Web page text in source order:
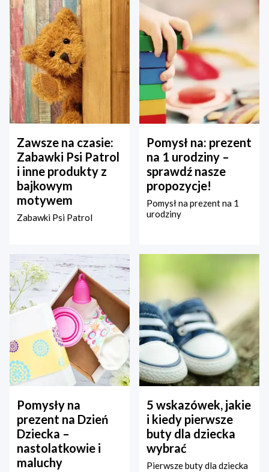
Zawsze na czasie:
Zabawki Psi Patrol
i inne produkty z
bajkowym
motywem
Zabawki Psi Patrol
Pomysł na: prezent
na 1 urodziny –
sprawdź nasze
propozycje!
Pomysł na prezent na 1
urodziny
Pomysły na
prezent na Dzień
Dziecka –
nastolatkowie i
maluchy
5 wskazówek, jakie
i kiedy pierwsze
buty dla dziecka
wybrać
Pierwsze buty dla dziecka